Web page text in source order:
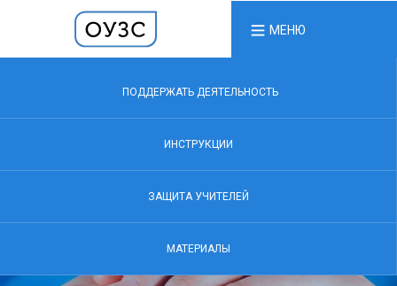
МЕНЮ
ПОДДЕРЖАТЬ ДЕЯТЕЛЬНОСТЬ
ИНСТРУКЦИИ
ЗАЩИТА УЧИТЕЛЕЙ
МАТЕРИАЛЫ